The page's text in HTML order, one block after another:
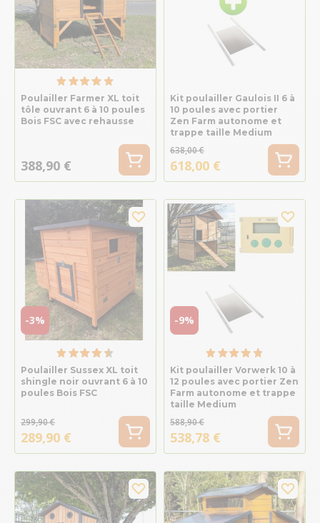
Poulailler Farmer XL toit
tôle ouvrant 6 à 10 poules
Bois FSC avec rehausse
388,90 €
Kit poulailler Gaulois II 6 à
10 poules avec portier
Zen Farm autonome et
trappe taille Medium
638,00 €
618,00 €
-3%
Poulailler Sussex XL toit
shingle noir ouvrant 6 à 10
poules Bois FSC
299,90 €
289,90 €
-9%
Kit poulailler Vorwerk 10 à
12 poules avec portier Zen
Farm autonome et trappe
taille Medium
588,90 €
538,78 €